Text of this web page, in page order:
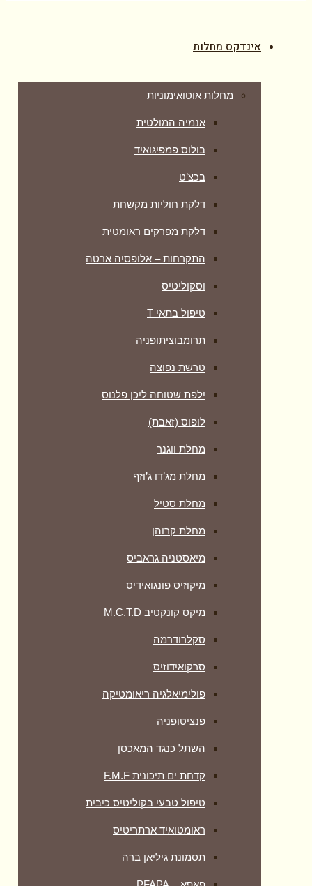
אינדקס מחלות
מחלות אוטואימוניות
אנמיה המולטית
בולוס פמפיגואיד
בכצ’ט
דלקת חוליות מקשחת
דלקת מפרקים ראומטית
התקרחות – אלופסיה ארטה
וסקוליטיס
טיפול בתאי T
תרומבוציתופניה
טרשת נפוצה
ילפת שטוחה ליכן פלנוס
לופוס (זאבת)
מחלת ווגנר
מחלת מג’דו ג’וזף
מחלת סטיל
מחלת קרוהן
מיאסטניה גראביס
מיקוזיס פונגואידיס
מיקס קונקטיב M.C.T.D
סקלרודרמה
סרקואידוזיס
פולימיאלגיה ריאומטיקה
‏פנציטופניה
השתל כנגד המאכסן
קדחת ים תיכונית F.M.F
טיפול טבעי בקוליטיס כיבית
ראומטואיד ארתריטיס
תסמונת גיליאן ברה